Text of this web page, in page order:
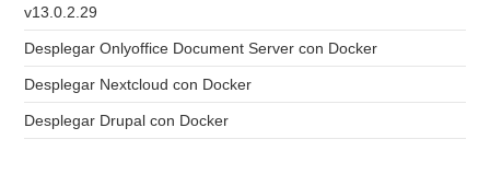
v13.0.2.29
Desplegar Onlyoffice Document Server con Docker
Desplegar Nextcloud con Docker
Desplegar Drupal con Docker